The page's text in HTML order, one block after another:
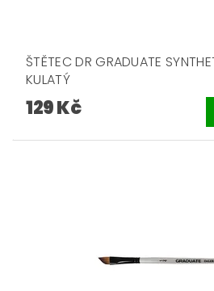
ŠTĚTEC DR GRADUATE
KULATÝ
129 Kč